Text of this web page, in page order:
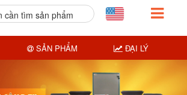
cần tìm sản phẩm
SẢN PHẨM ĐẠI LÝ